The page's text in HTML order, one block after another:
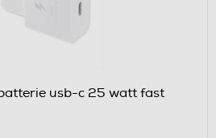
usb-c 25 watt fast